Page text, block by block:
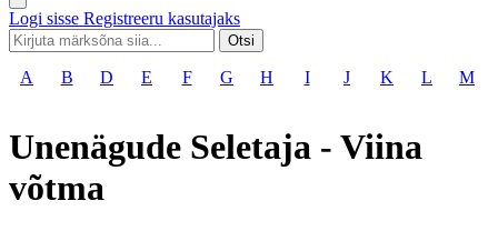
Logi sisse Registreeru kasutajaks
Otsi
A B D E F G H I J K L M
Unenägude Seletaja - Viina
võtma